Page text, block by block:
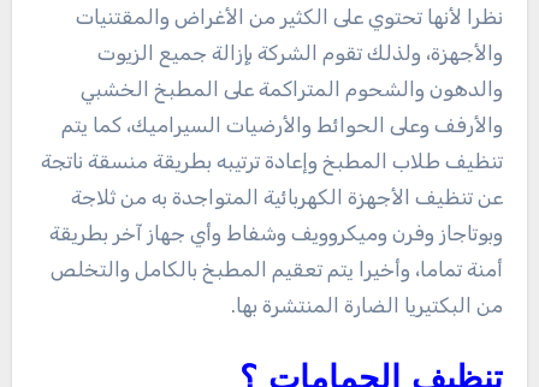
نظرا لأنها تحتوي على الكثير من الأغراض والمقتنيات
والأجهزة، ولذلك تقوم الشركة بإزالة جميع الزيوت
والدهون والشحوم المتراكمة على المطبخ الخشبي
والأرفف وعلى الحوائط والأرضيات السيراميك، كما يتم
تنظيف طلاب المطبخ وإعادة ترتيبه بطريقة منسقة ناتجة
عن تنظيف الأجهزة الكهربائية المتواجدة به من ثلاجة
وبوتاجاز وفرن وميكروويف وشفاط وأي جهاز آخر بطريقة
أمنة تماما، وأخيرا يتم تعقيم المطبخ بالكامل والتخلص
من البكتيريا الضارة المنتشرة بها.